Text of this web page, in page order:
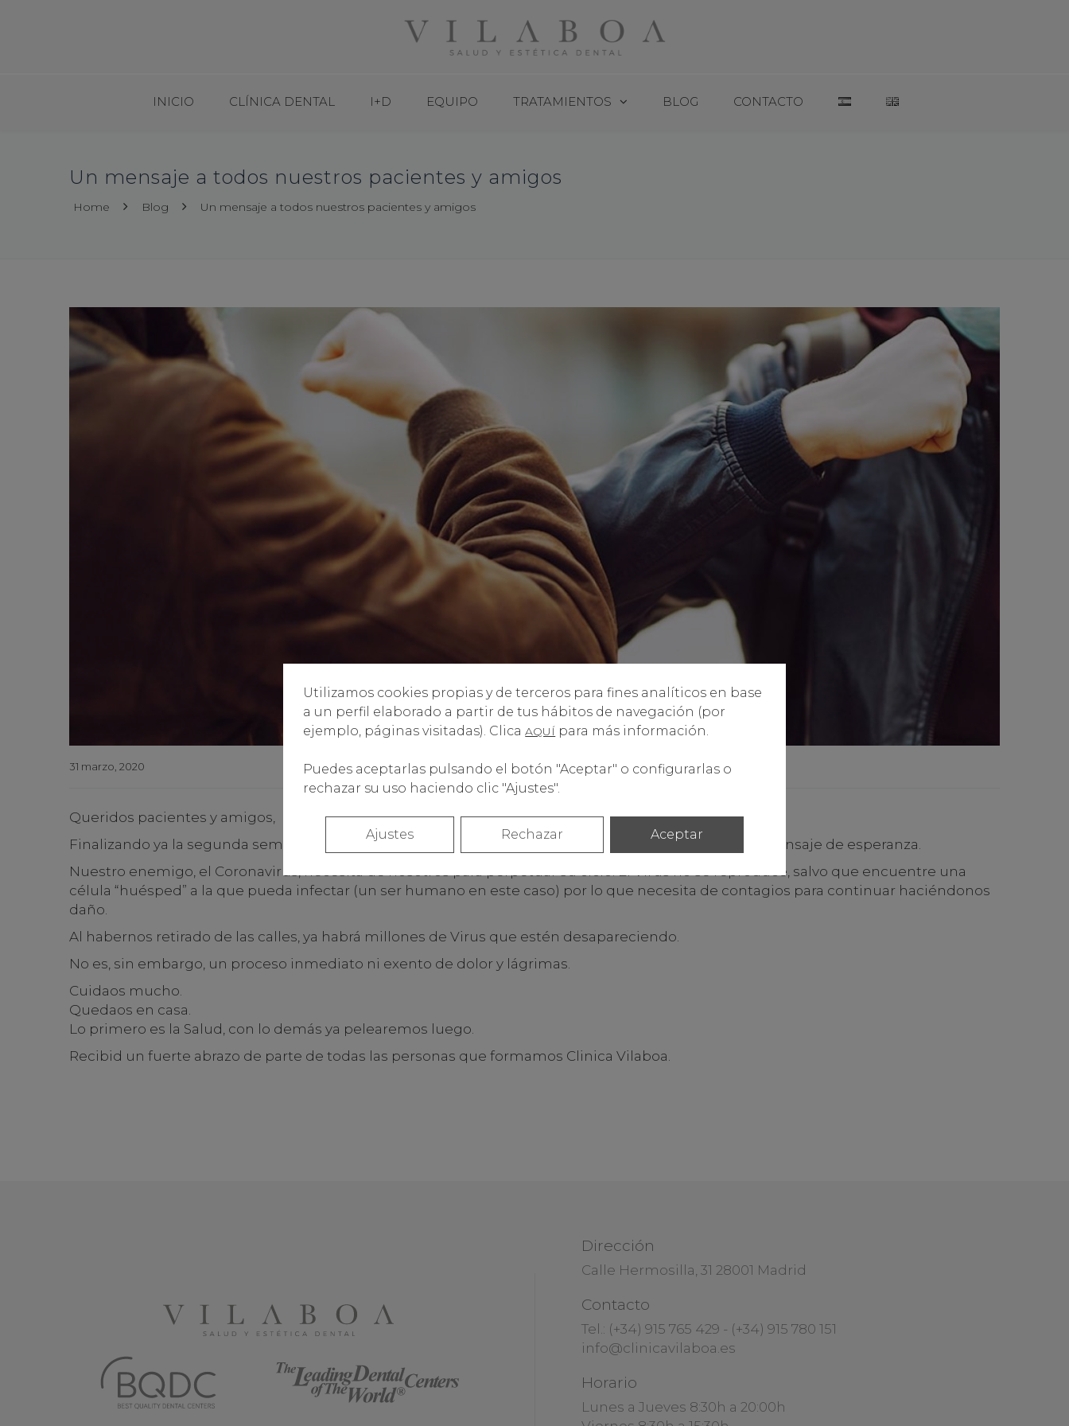
INICIO CLÍNICA DENTAL I+D EQUIPO TRATAMIENTOS BLOG CONTACTO
Un mensaje a todos nuestros pacientes y amigos
Home Blog Un mensaje a todos nuestros pacientes y amigos
31 marzo, 2020
Queridos pacientes y amigos,
Finalizando ya la segunda semana de confinamiento en casa, queremos compartir con vosotros un mensaje de esperanza.
Nuestro enemigo, el Coronavirus, necesita de nosotros para perpetuar su ciclo. El Virus no se reproduce, salvo que encuentre una
célula “huésped” a la que pueda infectar (un ser humano en este caso) por lo que necesita de contagios para continuar haciéndonos
daño.
Al habernos retirado de las calles, ya habrá millones de Virus que estén desapareciendo.
No es, sin embargo, un proceso inmediato ni exento de dolor y lágrimas.
Cuidaos mucho.
Quedaos en casa.
Lo primero es la Salud, con lo demás ya pelearemos luego.
Recibid un fuerte abrazo de parte de todas las personas que formamos Clinica Vilaboa.
Dirección
Calle Hermosilla, 31 28001 Madrid
Contacto
Tel.: (+34) 915 765 429 - (+34) 915 780 151
info@clinicavilaboa.es
Horario
Lunes a Jueves 8:30h a 20:00h
Utilizamos cookies propias y de terceros para fines analíticos en base
a un perfil elaborado a partir de tus hábitos de navegación (por
ejemplo, páginas visitadas). ClicaAQUÍ para más información.
Puedes aceptarlas pulsando el botón "Aceptar" o configurarlas o
rechazar su uso haciendo clic "Ajustes".
Aceptar
Rechazar
Ajustes